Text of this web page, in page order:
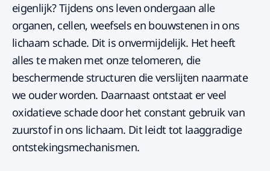
eigenlijk? Tijdens ons leven ondergaan alle
organen, cellen, weefsels en bouwstenen in ons
lichaam schade. Dit is onvermijdelijk. Het heeft
alles te maken met onze telomeren, die
beschermende structuren die verslijten naarmate
we ouder worden. Daarnaast ontstaat er veel
oxidatieve schade door het constant gebruik van
zuurstof in ons lichaam. Dit leidt tot laaggradige
ontstekingsmechanismen.